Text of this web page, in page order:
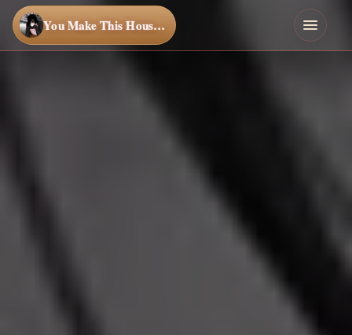
You Make This House a Home